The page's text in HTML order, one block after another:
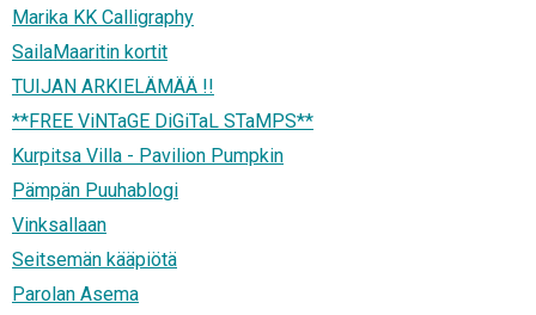
Marika KK Calligraphy
SailaMaaritin kortit
TUIJAN ARKIELÄMÄÄ !!
**FREE ViNTaGE DiGiTaL STaMPS**
Kurpitsa Villa - Pavilion Pumpkin
Pämpän Puuhablogi
Vinksallaan
Seitsemän kääpiötä
Parolan Asema